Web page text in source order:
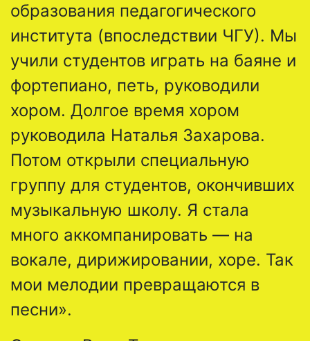
образования педагогического
института (впоследствии ЧГУ). Мы
учили студентов играть на баяне и
фортепиано, петь, руководили
хором. Долгое время хором
руководила Наталья Захарова.
Потом открыли специальную
группу для студентов, окончивших
музыкальную школу. Я стала
много аккомпанировать — на
вокале, дирижировании, хоре. Так
мои мелодии превращаются в
песни».